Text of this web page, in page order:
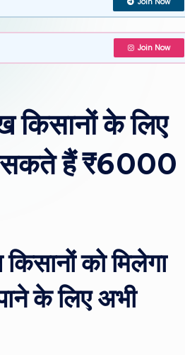
st
W
e
th
er
e
c
h
Join Now
के लिए
सकते हैं ₹6000
को मिलेगा
के लिए अभी